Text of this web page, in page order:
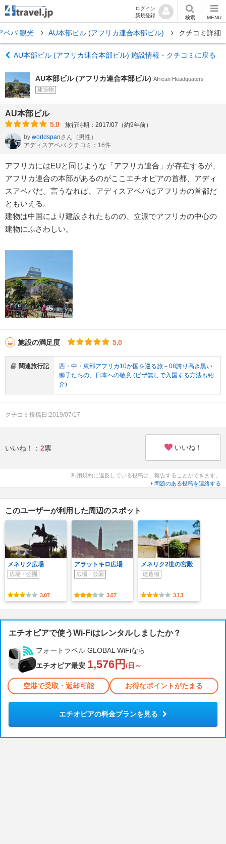
ログイン
新規登録
検索 MENU
ベバ 観光 AU本部ビル (アフリカ連合本部ビル) クチコミ詳細
AU本部ビル (アフリカ連合本部ビル) 施設情報・クチコミに戻る
AU本部ビル (アフリカ連合本部ビル) African Headquaters
建造物
AU本部ビル
5.0
旅行時期：2017/07（約9年前）
by worldspanさん （男性）
アディスアベバ クチコミ：16件
アフリカにはEUと同じような「アフリカ連合」が存在するが、
アフリカ連合の本部があるのがここエチオピアの首都、アディ
スアベバだ。言うなれば、アディスアベバはアフリカの首都だ
ともいえる。
建物は中国により建設されたものの、立派でアフリカの中心の
建物にふさわしい。
施設の満足度 5.0
関連旅行記
西・中・東部アフリカ10か国を巡る旅－08誇り高き黒い
獅子たちの、日本への敬意 (ビザ無しで入国する方法も紹
介)
クチコミ投稿日:2019/07/17
いいね！： 2票 いいね！
利用規約に違反している投稿は、報告することができます。
問題のある投稿を連絡する
このユーザーが利用した周辺のスポット
メネリク広場
広場・公園
3.07
アラットキロ広場
広場・公園
3.07
メネリク2世の宮殿
建造物
3.13
エチオピアで使うWi-Fiはレンタルしましたか？
フォートラベル GLOBAL WiFiなら
エチオピア最安 1,576円 /日～
空港で受取・返却可能 お得なポイントがたまる
エチオピアの料金プランを見る